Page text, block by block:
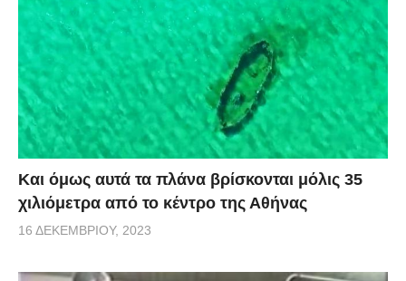
Και όμως αυτά τα πλάνα βρίσκονται μόλις 35
χιλιόμετρα από το κέντρο της Αθήνας
16 ΔΕΚΕΜΒΡΊΟΥ, 2023